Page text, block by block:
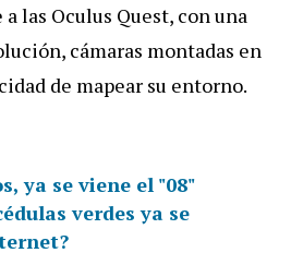
a las Oculus Quest, con una
cámaras montadas en
de mapear su entorno.
ya se viene el "08"
verdes ya se